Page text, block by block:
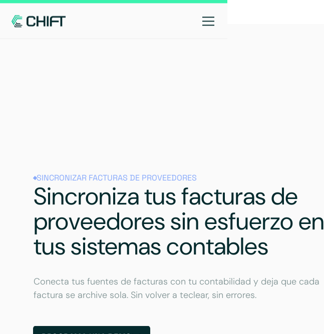
SINCRONIZAR FACTURAS DE PROVEEDORES
Sincroniza tus facturas de
proveedores sin esfuerzo en
tus sistemas contables
Conecta tus fuentes de facturas con tu contabilidad y deja que cada
factura se archive sola. Sin volver a teclear, sin errores.